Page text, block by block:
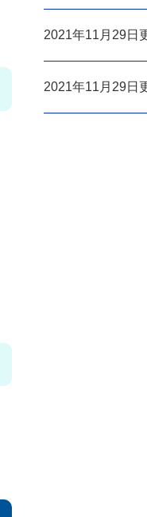
2021年11月29日
2021年11月29日